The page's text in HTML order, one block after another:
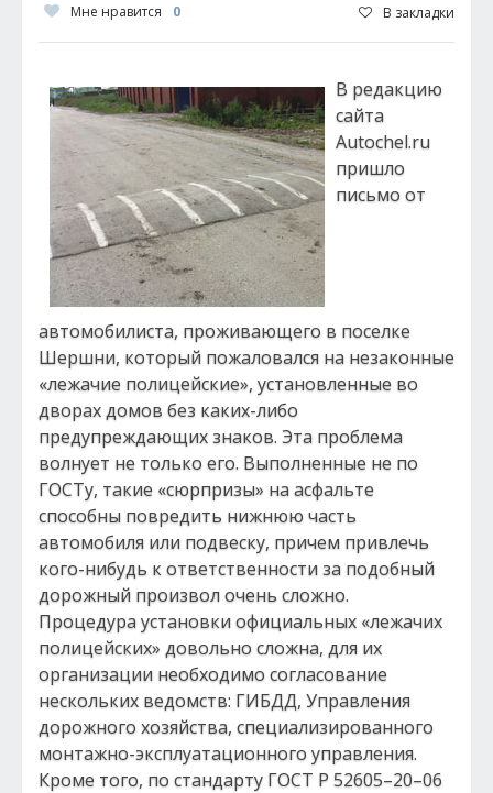
Мне нравится 0 В закладки
В редакцию
сайта
Аutochel.ru
пришло
письмо от
автомобилиста, проживающего в поселке
Шершни, который пожаловался на незаконные
«лежачие полицейские», установленные во
дворах домов без каких-либо
предупреждающих знаков. Эта проблема
волнует не только его. Выполненные не по
ГОСТу, такие «сюрпризы» на асфальте
способны повредить нижнюю часть
автомобиля или подвеску, причем привлечь
кого-нибудь к ответственности за подобный
дорожный произвол очень сложно.
Процедура установки официальных «лежачих
полицейских» довольно сложна, для их
организации необходимо согласование
нескольких ведомств: ГИБДД, Управления
дорожного хозяйства, специализированного
монтажно-эксплуатационного управления.
Кроме того, по стандарту ГОСТ Р 52605–20–06